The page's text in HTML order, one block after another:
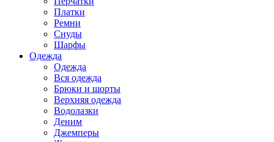
Платки
Ремни
Снуды
Шарфы
Одежда
Одежда
Вся одежда
Брюки и шорты
Верхняя одежда
Водолазки
Деним
Джемперы